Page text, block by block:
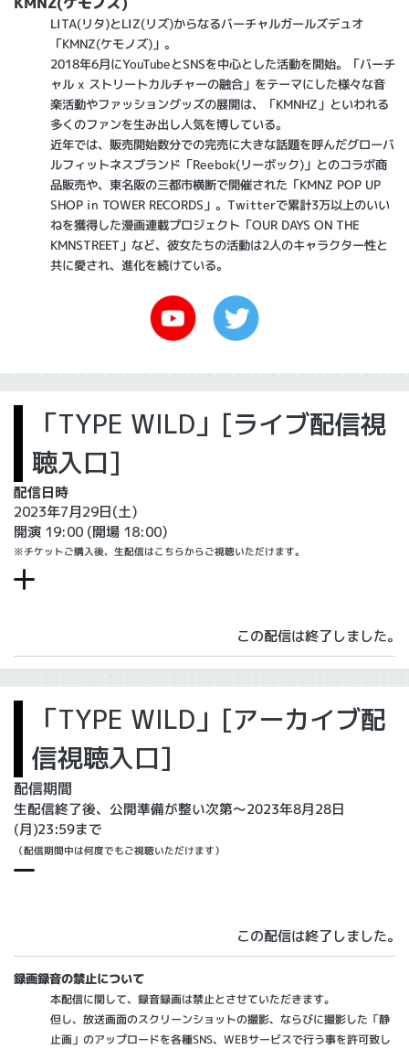
LITA(リタ)とLIZ(リズ)からなるバーチャルガールズデュオ
「KMNZ(ケモノズ)」。
2018年6月にYouTubeとSNSを中心とした活動を開始。「バーチ
ャル x ストリートカルチャーの融合」をテーマにした様々な音
楽活動やファッショングッズの展開は、「KMNHZ」といわれる
多くのファンを生み出し人気を博している。
近年では、販売開始数分での完売に大きな話題を呼んだグローバ
ルフィットネスブランド「Reebok(リーボック)」とのコラボ商
品販売や、東名阪の三都市横断で開催された「KMNZ POP UP
SHOP in TOWER RECORDS」。Twitterで累計3万以上のいい
ねを獲得した漫画連載プロジェクト「OUR DAYS ON THE
KMNSTREET」など、彼女たちの活動は2人のキャラクター性と
共に愛され、進化を続けている。
「TYPE WILD」[ライブ配信視
聴入口]
配信日時
2023年7月29日(土)
開演 19:00 (開場 18:00)
※チケットご購入後、生配信はこちらからご視聴いただけます。
この配信は終了しました。
「TYPE WILD」[アーカイブ配
信視聴入口]
配信期間
生配信終了後、公開準備が整い次第～2023年8月28日
(月)23:59まで
（配信期間中は何度でもご視聴いただけます）
この配信は終了しました。
録画録音の禁止について
本配信に関して、録音録画は禁止とさせていただきます。
但し、放送画面のスクリーンショットの撮影、ならびに撮影した「静
止画」のアップロードを各種SNS、WEBサービスで行う事を許可致し